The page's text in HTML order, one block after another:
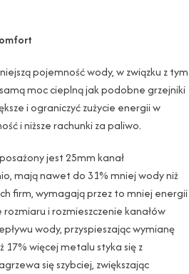
pojemność wody, w związku z tym
moc cieplną jak podobne grzejniki
i ograniczyć zużycie energii w
i niższe rachunki za paliwo.
jest 25mm kanał
mają nawet do 31% mniej wody niż
firm, wymagają przez to mniej energii
i rozmieszczenie kanałów
wody, przyspieszając wymianę
17% więcej metalu styka się z
się szybciej, zwiększając